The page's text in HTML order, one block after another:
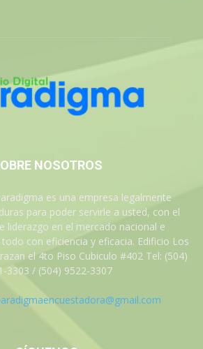
NOSOTROS
es una empresa legalmente
para poder servirle a usted, con el
liderazgo en el mercado nacional e
con eficiencia y eficacia. Edificio Los
el 4to Piso Cubiculo #402 Tel: (504)
3303 / (504) 9522-3307